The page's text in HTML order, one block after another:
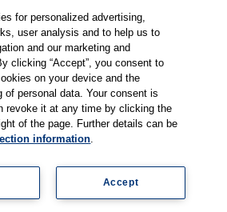
Datenschutz Kontakt AGB
for personalized advertising,
user analysis and to help us to
and our marketing and
clicking “Accept”, you consent to
on your device and the
of personal data. Your consent is
revoke it at any time by clicking the
of the page. Further details can be
information.
Accept